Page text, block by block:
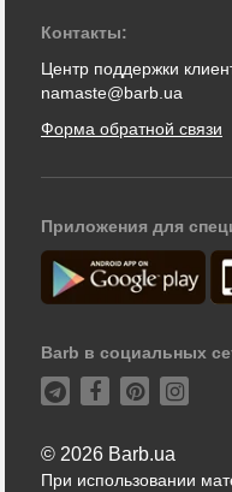
Контакты:
Центр поддержки
namaste@barb.ua
Форма обратной связи
Приложения для
Barb в социальных
© 2026 Barb.ua
При использовании